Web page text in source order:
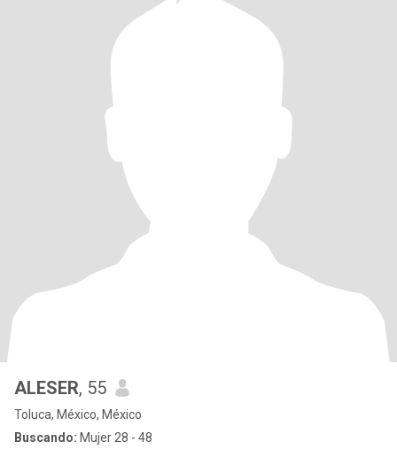
ALESER, 55
Toluca, México, México
Buscando: Mujer 28 - 48